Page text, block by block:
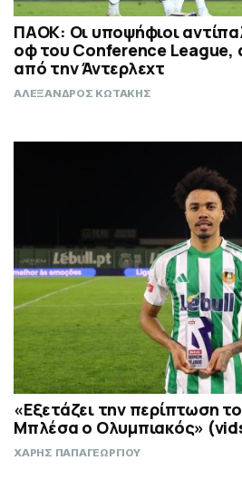
ΠΑΟΚ: Οι υποψήφιοι
οφ του Conference League,
από την Άντερλεχτ
ΑΛΕΞΑΝΔΡΟΣ ΚΩΤΑΚΗΣ
«Εξετάζει την περίπτωση
Μπλέσα ο Ολυμπιακός»
ΧΑΡΗΣ ΠΑΠΑΓΕΩΡΓΙΟΥ